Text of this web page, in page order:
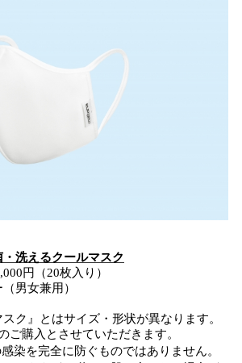
洗えるクールマスク
円（20枚入り）
男女兼用）
ク』とはサイズ・形状が異なります。
ご購入とさせていただきます。
染を完全に防ぐものではありません。